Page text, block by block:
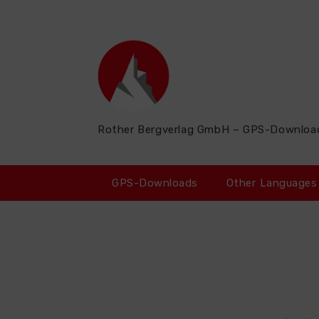
Rother Bergverlag GmbH – GPS-
GPS-Downloads Other Languages